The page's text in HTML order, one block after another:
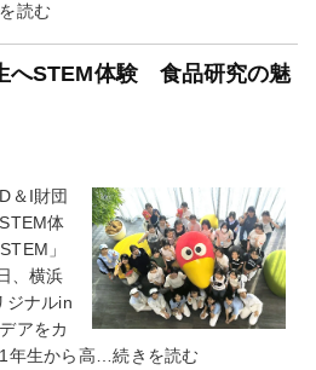
読む
へSTEM体験 食品研究の魅
＆I財団
体
」
、横浜
ジナルin
アをカ
年生から高…続きを読む